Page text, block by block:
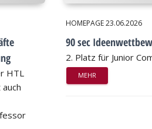
HTL
HOMEPAGE23.06.2026
90 sec
2. Platz für Junior
MEHR